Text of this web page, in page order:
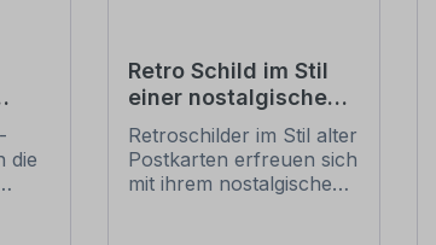
mit
-
die
Retro Schild im Stil
einer nostalgischen
Postkarte - Carte
Postale - La Rose -
auch mit Ihrem
Retroschilder im Stil alter
Postkarten erfreuen sich
mit ihrem nostalgischen